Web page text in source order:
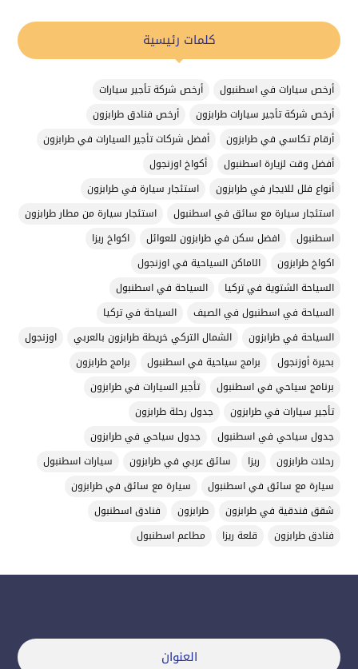
كلمات رئيسية
أرخص سيارات في اسطنبول
أرخص شركة تأجير سيارات
أرخص شركة تأجير سيارات طرابزون
أرخص فنادق طرابزون
أرقام تكاسي في طرابزون
أفضل شركات تأجير السيارات في طرابزون
أفضل وقت لزيارة اسطنبول
أكواخ اوزنجول
أنواع فلل للايجار في طرابزون
استئجار سيارة في طرابزون
استئجار سيارة مع سائق في اسطنبول
استئجار سيارة من مطار طرابزون
اسطنبول
افضل سكن في طرابزون للعوائل
اكواخ ريزا
اكواخ طرابزون
الاماكن السياحية في اوزنجول
السياحة الشتوية في تركيا
السياحة في اسطنبول
السياحة في اسطنبول في الصيف
السياحة في تركيا
السياحة في طرابزون
الشمال التركي خريطة طرابزون بالعربي
اوزنجول
بحيرة أوزنجول
برامج سياحية في اسطنبول
برامج طرابزون
برنامج سياحي في اسطنبول
تأجير السيارات في طرابزون
تأجير سيارات في طرابزون
جدول رحلة طرابزون
جدول سياحي في اسطنبول
جدول سياحي في طرابزون
رحلات طرابزون
ريزا سائق عربي في طرابزون
سيارات اسطنبول
سيارة مع سائق في اسطنبول
سيارة مع سائق في طرابزون
شقق فندقية في طرابزون
طرابزون
فنادق اسطنبول
فنادق طرابزون
قلعة ريزا مطاعم اسطنبول
العنوان